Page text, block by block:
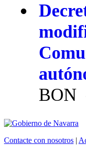
BON
Contacte con nosotros |